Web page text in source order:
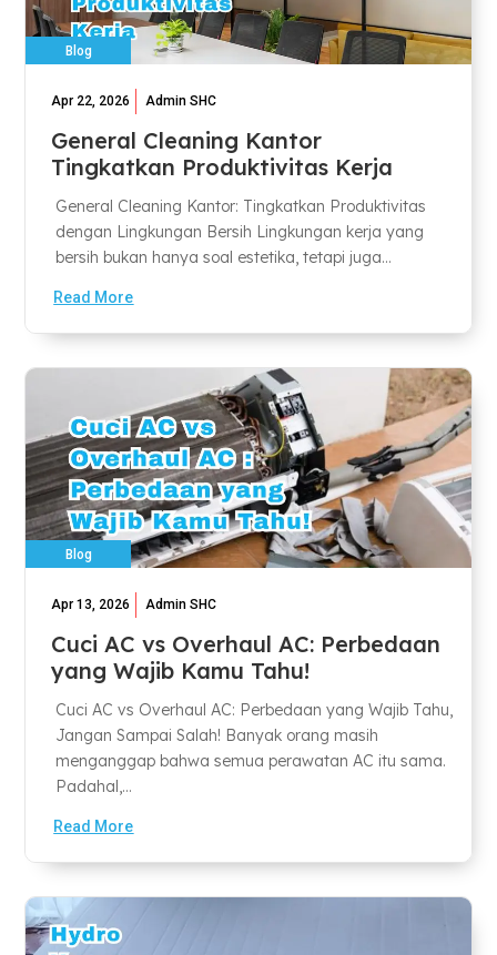
Blog
Apr 22, 2026 Admin SHC
General Cleaning Kantor
Tingkatkan Produktivitas Kerja
General Cleaning Kantor: Tingkatkan Produktivitas
dengan Lingkungan Bersih Lingkungan kerja yang
bersih bukan hanya soal estetika, tetapi juga...
Read More
Blog
Apr 13, 2026 Admin SHC
Cuci AC vs Overhaul AC: Perbedaan
yang Wajib Kamu Tahu!
Cuci AC vs Overhaul AC: Perbedaan yang Wajib Tahu,
Jangan Sampai Salah! Banyak orang masih
menganggap bahwa semua perawatan AC itu sama.
Padahal,...
Read More